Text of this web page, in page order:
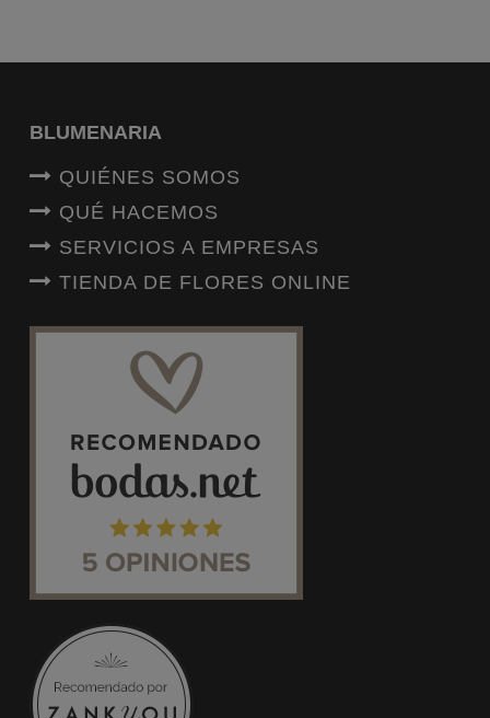
BLUMENARIA
QUIÉNES SOMOS
QUÉ HACEMOS
SERVICIOS A EMPRESAS
TIENDA DE FLORES ONLINE